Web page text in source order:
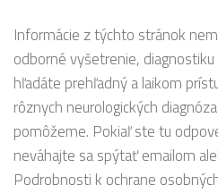
Informácie z týchto stránok
odborné vyšetrenie, diagnostiku
hľadáte prehľadný a laikom
rôznych neurologických
pomôžeme. Pokiaľ ste tu
neváhajte sa spýtať emailom
Podrobnosti k ochrane